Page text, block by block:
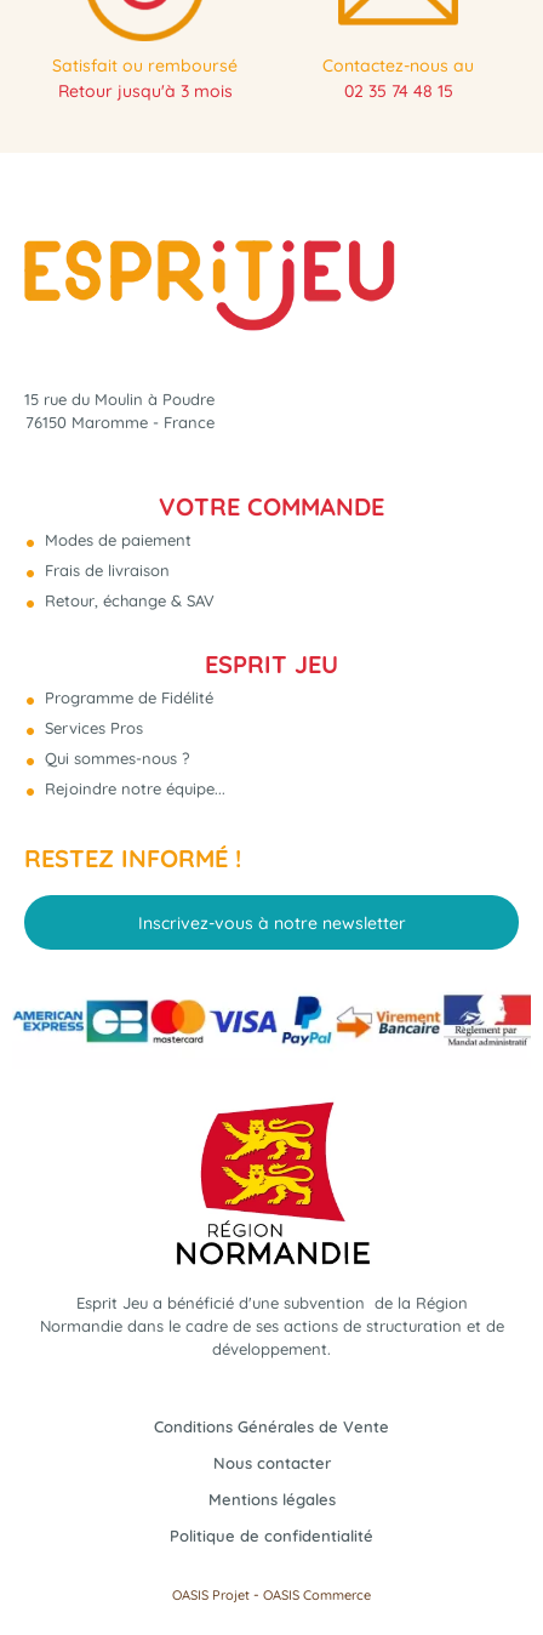
Satisfait ou remboursé
Retour jusqu'à 3 mois
Contactez-nous au
02 35 74 48 15
15 rue du Moulin à Poudre
76150 Maromme - France
VOTRE COMMANDE
Modes de paiement
Frais de livraison
Retour, échange & SAV
ESPRIT JEU
Programme de Fidélité
Services Pros
Qui sommes-nous ?
Rejoindre notre équipe...
RESTEZ INFORMÉ !
Inscrivez-vous à notre newsletter
Esprit Jeu a bénéficié d'une subvention de la Région
Normandie dans le cadre de ses actions de structuration et de
développement.
Conditions Générales de Vente
Nous contacter
Mentions légales
Politique de confidentialité
OASIS Projet - OASIS Commerce